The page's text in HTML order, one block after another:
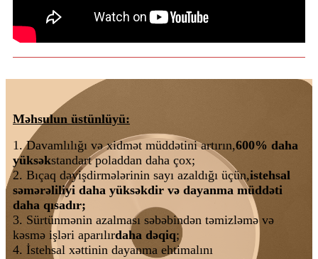
Məhsulun üstünlüyü:
1. Davamlılığı və xidmət müddətini artırın,600% daha
yüksəkstandart poladdan daha çox;
2. Bıçaq dəyişdirmələrinin sayı azaldığı üçün,istehsal
səmərəliliyi daha yüksəkdir və dayanma müddəti
daha qısadır;
3. Sürtünmənin azalması səbəbindən təmizləmə və
kəsmə işləri aparılırdaha dəqiq;
4. İstehsal xəttinin dayanma ehtimalını